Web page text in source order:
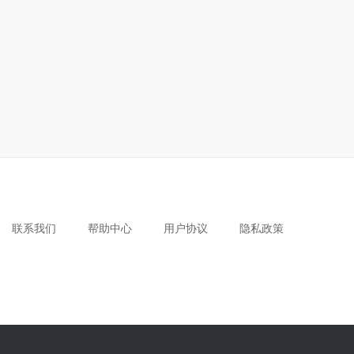
联系我们 帮助中心 用户协议 隐私政策